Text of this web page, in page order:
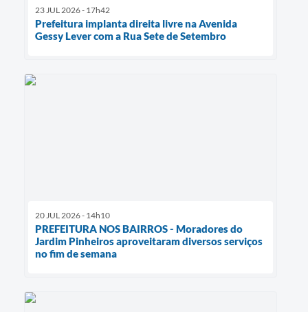
23 JUL 2026 - 17h42
Prefeitura implanta direita livre na Avenida
Gessy Lever com a Rua Sete de Setembro
20 JUL 2026 - 14h10
PREFEITURA NOS BAIRROS - Moradores do
Jardim Pinheiros aproveitaram diversos serviços
no fim de semana